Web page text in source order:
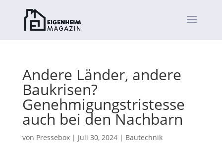
Andere Länder, andere
Baukrisen?
Genehmigungstristesse
auch bei den Nachbarn
von Pressebox| Juli 30, 2024| Bautechnik